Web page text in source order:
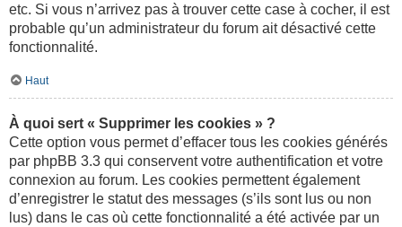
etc. Si vous n’arrivez pas à trouver cette case à cocher, il est
probable qu’un administrateur du forum ait désactivé cette
fonctionnalité.
Haut
À quoi sert « Supprimer les cookies » ?
Cette option vous permet d’effacer tous les cookies générés
par phpBB 3.3 qui conservent votre authentification et votre
connexion au forum. Les cookies permettent également
d’enregistrer le statut des messages (s’ils sont lus ou non
lus) dans le cas où cette fonctionnalité a été activée par un